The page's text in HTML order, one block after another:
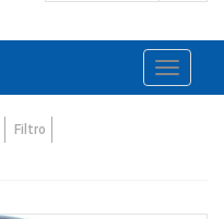
Toggle
Filtro